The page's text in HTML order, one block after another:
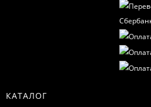
КАТАЛОГ